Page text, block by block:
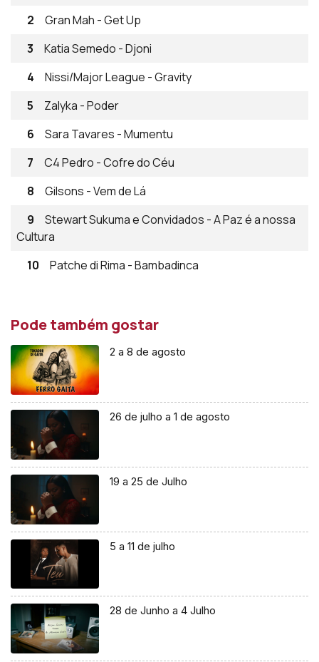
2
Gran Mah - Get Up
3
Katia Semedo - Djoni
4
Nissi/Major League - Gravity
5
Zalyka - Poder
6
Sara Tavares - Mumentu
7
C4 Pedro - Cofre do Céu
8
Gilsons - Vem de Lá
9
Stewart Sukuma e Convidados - A Paz é a nossa
Cultura
10
Patche di Rima - Bambadinca
Pode também gostar
2 a 8 de agosto
26 de julho a 1 de agosto
19 a 25 de Julho
5 a 11 de julho
28 de Junho a 4 Julho